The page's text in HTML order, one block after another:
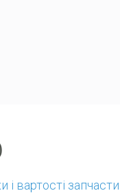
і вартості